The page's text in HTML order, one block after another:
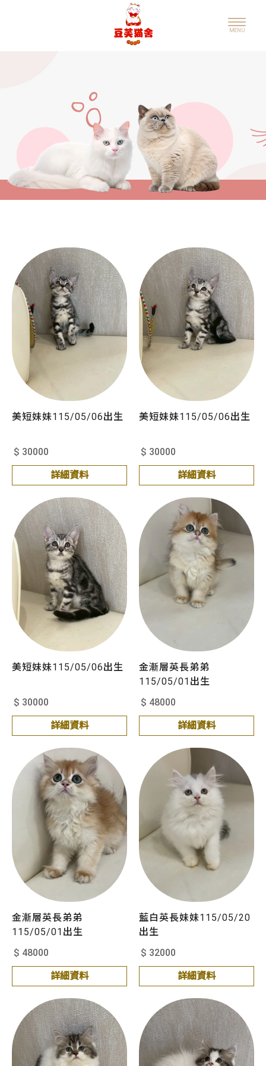
美短妹妹115/05/06出生
$ 30000
詳細資料
美短妹妹115/05/06出生
$ 30000
詳細資料
美短妹妹115/05/06出生
$ 30000
詳細資料
金漸層英長弟弟
115/05/01出生
$ 48000
詳細資料
金漸層英長弟弟
115/05/01出生
$ 48000
詳細資料
藍白英長妹妹115/05/20
出生
$ 32000
詳細資料